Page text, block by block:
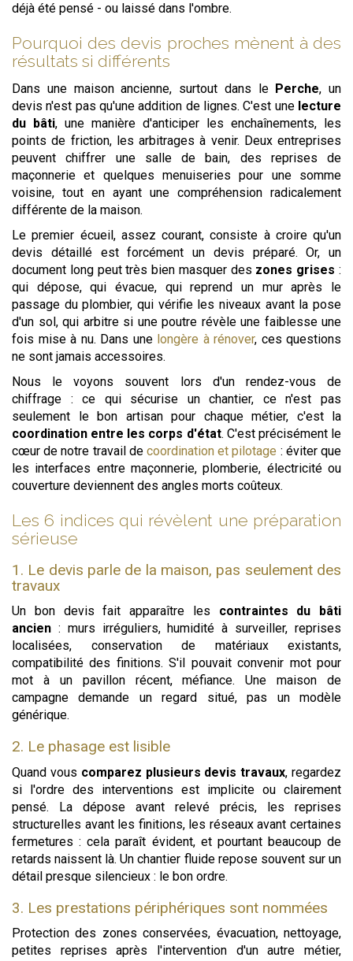
déjà été pensé - ou laissé dans l'ombre.
Pourquoi des devis proches mènent à des
résultats si différents
Dans une maison ancienne, surtout dans le Perche, un
devis n'est pas qu'une addition de lignes. C'est une lecture
du bâti, une manière d'anticiper les enchaînements, les
points de friction, les arbitrages à venir. Deux entreprises
peuvent chiffrer une salle de bain, des reprises de
maçonnerie et quelques menuiseries pour une somme
voisine, tout en ayant une compréhension radicalement
différente de la maison.
Le premier écueil, assez courant, consiste à croire qu'un
devis détaillé est forcément un devis préparé. Or, un
document long peut très bien masquer des zones grises :
qui dépose, qui évacue, qui reprend un mur après le
passage du plombier, qui vérifie les niveaux avant la pose
d'un sol, qui arbitre si une poutre révèle une faiblesse une
fois mise à nu. Dans une longère à rénover, ces questions
ne sont jamais accessoires.
Nous le voyons souvent lors d'un rendez-vous de
chiffrage : ce qui sécurise un chantier, ce n'est pas
seulement le bon artisan pour chaque métier, c'est la
coordination entre les corps d'état. C'est précisément le
cœur de notre travail de coordination et pilotage : éviter que
les interfaces entre maçonnerie, plomberie, électricité ou
couverture deviennent des angles morts coûteux.
Les 6 indices qui révèlent une préparation
sérieuse
1. Le devis parle de la maison, pas seulement des
travaux
Un bon devis fait apparaître les contraintes du bâti
ancien : murs irréguliers, humidité à surveiller, reprises
localisées, conservation de matériaux existants,
compatibilité des finitions. S'il pouvait convenir mot pour
mot à un pavillon récent, méfiance. Une maison de
campagne demande un regard situé, pas un modèle
générique.
2. Le phasage est lisible
Quand vous comparez plusieurs devis travaux, regardez
si l'ordre des interventions est implicite ou clairement
pensé. La dépose avant relevé précis, les reprises
structurelles avant les finitions, les réseaux avant certaines
fermetures : cela paraît évident, et pourtant beaucoup de
retards naissent là. Un chantier fluide repose souvent sur un
détail presque silencieux : le bon ordre.
3. Les prestations périphériques sont nommées
Protection des zones conservées, évacuation, nettoyage,
petites reprises après l'intervention d'un autre métier,